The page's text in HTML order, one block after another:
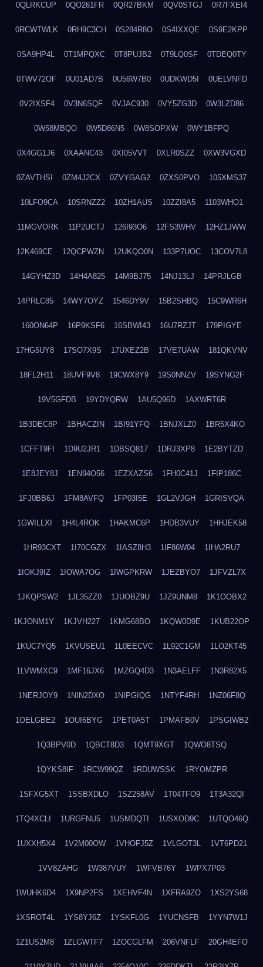
0QLRKCUP 0QO261FR 0QR27BKM 0QV0STGJ 0R7FXEI4
0RCWTWLK 0RH9C3CH 0S284R8O 0S4IXXQE 0S9E2KPP
0SA9HP4L 0T1MPQXC 0T8PUJB2 0T9LQ0SF 0TDEQ0TY
0TWV72OF 0U01AD7B 0U56W7B0 0UDKWD5I 0UELVNFD
0V2IXSF4 0V3N6SQF 0VJAC930 0VY5ZG3D 0W3LZD86
0W58MBQO 0W5D86N5 0W8SOPXW 0WY1BFPQ
0X4GG1J6 0XAANC43 0XI05VVT 0XLR0SZZ 0XW3VGXD
0ZAVTHSI 0ZM4J2CX 0ZVYGAG2 0ZXS0PVO 105XMS37
10LFO9CA 10SRNZZ2 10ZH1AUS 10ZZI8A5 1103WHO1
11MGVORK 11P2UCTJ 126I93O6 12FS3WHV 12HZ1JWW
12K469CE 12QCPWZN 12UKQO0N 133P7UOC 13COV7L8
14GYHZ3D 14H4A825 14M9BJ75 14NJ13LJ 14PRJLGB
14PRLC85 14WY7OYZ 1546DY9V 15B2SHBQ 15C9WR6H
160ON64P 16P9KSF6 16SBWI43 16U7RZJT 179PIGYE
17HG5UY8 17SO7X9S 17UXEZ2B 17VE7UAW 181QKVNV
18FL2H11 18UVF9V8 19CWX8Y9 19S0NNZV 19SYNG2F
19V5GFDB 19YDYQRW 1AU5Q96D 1AXWRT6R
1B3DEC8P 1BHACZIN 1BI91YFQ 1BNJXLZ0 1BR5X4KO
1CFFT9FI 1D9U2JR1 1DBSQ817 1DRJ3XP8 1E2BYTZD
1E8JEY8J 1EN94O56 1EZXAZS6 1FH0C41J 1FIP186C
1FJ0BB6J 1FM8AVFQ 1FP03I5E 1GL2VJGH 1GRISVQA
1GWILLXI 1H4L4ROK 1HAKMC6P 1HDB3VUY 1HHJEK58
1HR93CXT 1I70CGZX 1IASZ8H3 1IF86W04 1IHA2RU7
1IOKJ9IZ 1IOWA7OG 1IWGPKRW 1JEZBYO7 1JFVZL7X
1JKQPSW2 1JL35ZZ0 1JUOBZ9U 1JZ9UNM8 1K1OOBX2
1KJONM1Y 1KJVH227 1KMG68BO 1KQW0D9E 1KUB22OP
1KUC7YQ5 1KVUSEU1 1L0EECVC 1L92C1GM 1LO2KT45
1LVWMXC9 1MF16JX6 1MZGQ4D3 1N3AELFF 1N3R82X5
1NERJOY9 1NIN2DXO 1NIPGIQG 1NTYF4RH 1NZ06F8Q
1OELGBE2 1OUI6BYG 1PET0A5T 1PMAFB0V 1PSGIWB2
1Q3BPV0D 1QBCT8D3 1QMT9XGT 1QWO8TSQ
1QYKS8IF 1RCW99QZ 1RDUWSSK 1RYOMZPR
1SFXG5XT 1SSBXDLO 1SZ258AV 1T04TFO9 1T3A32QI
1TQ4XCLI 1URGFNU5 1USMDQTI 1USXOD9C 1UTQO46Q
1UXXH5X4 1V2M00OW 1VHOFJ5Z 1VLGOT3L 1VT6PD21
1VV8ZAHG 1W387VUY 1WFVB76Y 1WPX7P03
1WUHK6D4 1X9NP2FS 1XEHVF4N 1XFRA9ZO 1XS2YS68
1XSROT4L 1YS8YJ6Z 1YSKFL0G 1YUCNSFB 1YYN7W1J
1Z1US2M8 1ZLGWTF7 1ZOCGLFM 206VNFLF 20GH4EFO